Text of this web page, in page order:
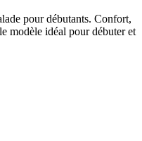
pour débutants. Confort,
modèle idéal pour débuter et